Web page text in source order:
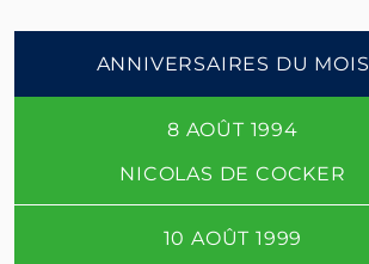
ANNIVERSAIRES DU MOIS
8 AOÛT 1994
NICOLAS DE COCKER
10 AOÛT 1999